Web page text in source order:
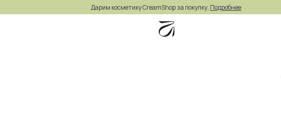
Дарим косметику CreamShop за покупку. Подробнее